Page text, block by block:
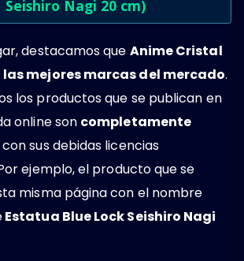
Seishiro Nagi 20 cm)
destacamos que Anime Cristal
mejores marcas del mercado.
los productos que se publican en
online son completamente
sus debidas licencias
ejemplo, el producto que se
misma página con el nombre
Estatua Blue Lock Seishiro Nagi